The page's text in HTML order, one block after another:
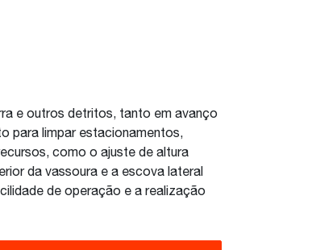
e outros detritos, tanto em avanço
para limpar estacionamentos,
como o ajuste de altura
da vassoura e a escova lateral
de operação e a realização